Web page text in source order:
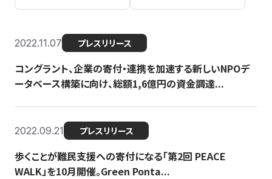
2022.11.07 プレスリリース
コングラント、企業の寄付・連携を加速する新しいNPOデ
ータベース構築に向け、総額1,6億円の資金調達...
2022.09.21 プレスリリース
歩くことが難民支援への寄付になる「第2回 PEACE
WALK」を10月開催。Green Ponta...